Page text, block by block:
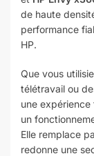
de haute
performance
HP.
Que vous
télétravail ou
une
un
Elle remplace
redonne une